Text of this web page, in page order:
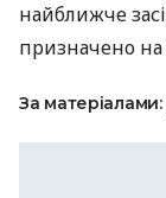
найближче
призначено на
За матеріалами: